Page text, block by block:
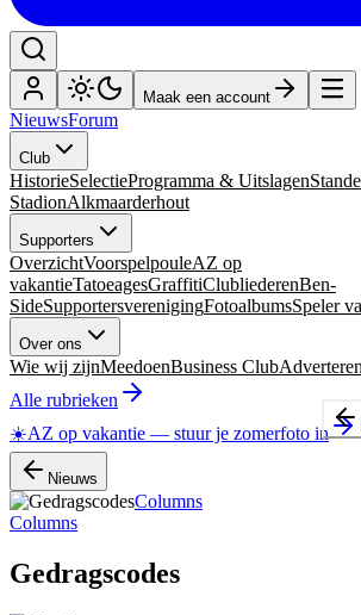
Maak een account
NieuwsForum
Club
HistorieSelectieProgramma & Uitslagen
StadionAlkmaarderhout
Supporters
OverzichtVoorspelpouleAZ op
vakantieTatoeagesGraffitiClubliederenBen-
SideSupportersverenigingFotoalbumsSpeler
Over ons
Wie wij zijnMeedoenBusiness ClubAdverteren
Alle rubrieken
☀️AZ op vakantie — stuur je zomerfoto in
Nieuws
Columns
Columns
Gedragscodes